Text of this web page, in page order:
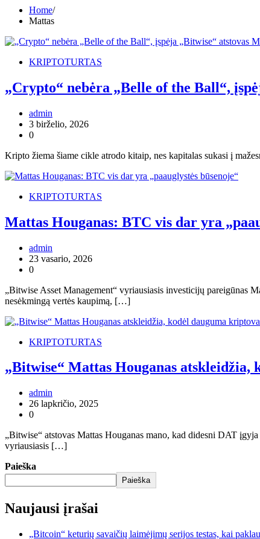
Home
Mattas
KRIPTOTURTAS
„Crypto“ nebėra „Belle of the Ball“,
admin
3 birželio, 2026
0
Kripto žiema šiame cikle atrodo kitaip, nes kapitalas sukasi į
KRIPTOTURTAS
Mattas Houganas: BTC vis dar yra
admin
23 vasario, 2026
0
„Bitwise Asset Management“ vyriausiasis investicijų pareigūnas
nesėkmingą vertės kaupimą, […]
KRIPTOTURTAS
„Bitwise“ Mattas Houganas
admin
26 lapkričio, 2025
0
„Bitwise“ atstovas Mattas Houganas mano, kad didesni DAT
vyriausiasis […]
Paieška
Paieška
Naujausi įrašai
„Bitcoin“ keturių savaičių laimėjimų serijos testas, kai